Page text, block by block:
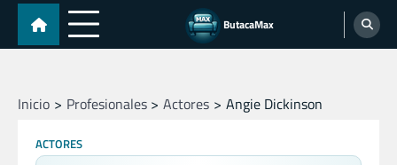
Skip
content
ButacaMax
Inicio Profesionales Actores Angie Dickinson
ACTORES